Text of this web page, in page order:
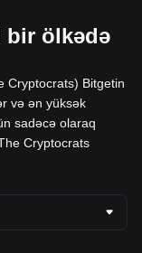
bir ölkədə
Cryptocrats) Bitgetin
və ən yüksək
sadəcə olaraq
Cryptocrats